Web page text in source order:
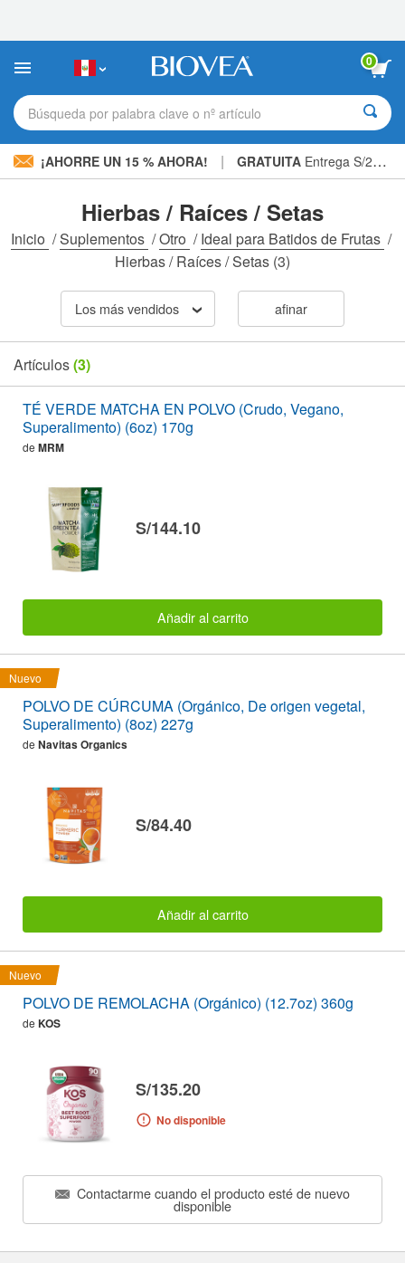
sitio
incluye
sistema
de
0
Búsqueda por palabra clave o nº artículo
¡AHORRE UN 15 % AHORA! | GRATUITA Entrega S/234.00 »
Hierbas / Raíces / Setas
Inicio /Suplementos /Otro /Ideal para Batidos de Frutas /
Hierbas / Raíces / Setas (3)
Los más vendidos afinar
Artículos(3)
TÉ VERDE MATCHA EN POLVO (Crudo, Vegano,
Superalimento) (6oz) 170g
de MRM
S/144.10
Añadir al carrito
Nuevo
POLVO DE CÚRCUMA (Orgánico, De origen vegetal,
Superalimento) (8oz) 227g
de Navitas Organics
S/84.40
Añadir al carrito
Nuevo
POLVO DE REMOLACHA (Orgánico) (12.7oz) 360g
de KOS
S/135.20
No disponible
Contactarme cuando el producto esté de nuevo
disponible